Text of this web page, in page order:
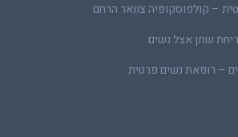
– קולפוסקופיה צוואר הרחם
שתן אצל נשים
– רופאת נשים פרטית